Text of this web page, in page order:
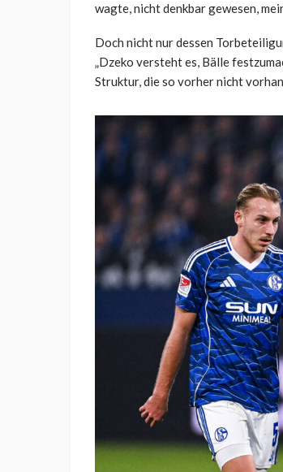
wagte, nicht denkbar gewesen,
Doch nicht nur dessen
„Dzeko versteht es, Bälle
Struktur, die so vorher nicht